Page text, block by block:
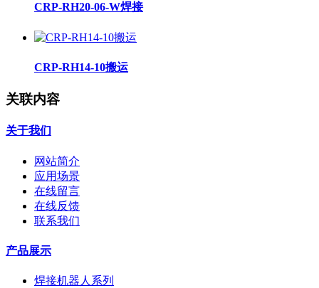
CRP-RH20-06-W焊接
CRP-RH14-10搬运
关联内容
关于我们
网站简介
应用场景
在线留言
在线反馈
联系我们
产品展示
焊接机器人系列